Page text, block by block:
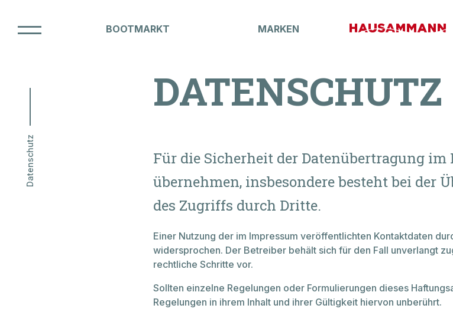
BOOTMARKT MARKEN
Boatfinder
Boot-Abo
NAUTIK-ZUBEHÖR
ÜBER UNS
Crew
Partner /
Kontakt
Friedrichshafnerstrasse 50
CH-8590 Romanshorn
Datenschutz
DATENSCHUTZ
Für die Sicherheit der Datenübertragung
übernehmen, insbesondere besteht bei der
des Zugriffs durch Dritte.
Einer Nutzung der im Impressum veröffentlichten Kontaktdaten
widersprochen. Der Betreiber behält sich für den Fall unverlangt
rechtliche Schritte vor.
Sollten einzelne Regelungen oder Formulierungen dieses
Regelungen in ihrem Inhalt und ihrer Gültigkeit hiervon unberührt.